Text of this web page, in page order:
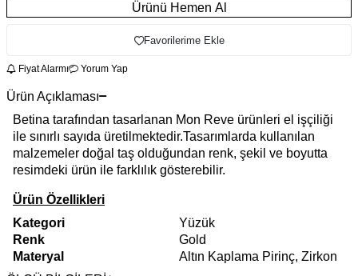
Ürünü Hemen Al
Favorilerime Ekle
Fiyat Alarmı Yorum Yap
Ürün Açıklaması
Betina tarafından tasarlanan Mon Reve ürünleri el işçiliği
ile sınırlı sayıda üretilmektedir.Tasarımlarda kullanılan
malzemeler doğal taş olduğundan renk, şekil ve boyutta
resimdeki ürün ile farklılık gösterebilir.
Ürün Özellikleri
Kategori
Yüzük
Renk
Gold
Materyal
Altın Kaplama Pirinç, Zirkon